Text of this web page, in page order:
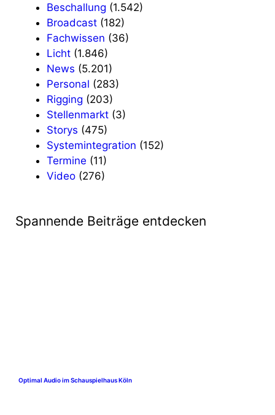
Beschallung (1.542)
Broadcast (182)
Fachwissen (36)
Licht (1.846)
News (5.201)
Personal (283)
Rigging (203)
Stellenmarkt (3)
Storys (475)
Systemintegration (152)
Termine (11)
Video (276)
Spannende Beiträge entdecken
Optimal Audio im Schauspielhaus Köln